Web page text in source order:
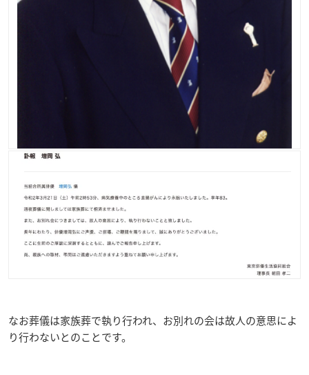
なお葬儀は家族葬で執り行われ、お別れの会は故人の意思によ
り行わないとのことです。